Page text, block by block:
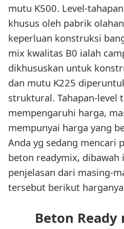
mutu K500. Level-
khusus oleh pabrik
keperluan konstruksi
mix kwalitas B0 ialah
dikhususkan untuk
dan mutu K225
struktural. Tahapan-level
mempengaruhi harga,
mempunyai harga yang
Anda yg sedang mencari
beton readymix, dibawah
penjelasan dari masing-
tersebut berikut
Beton Ready